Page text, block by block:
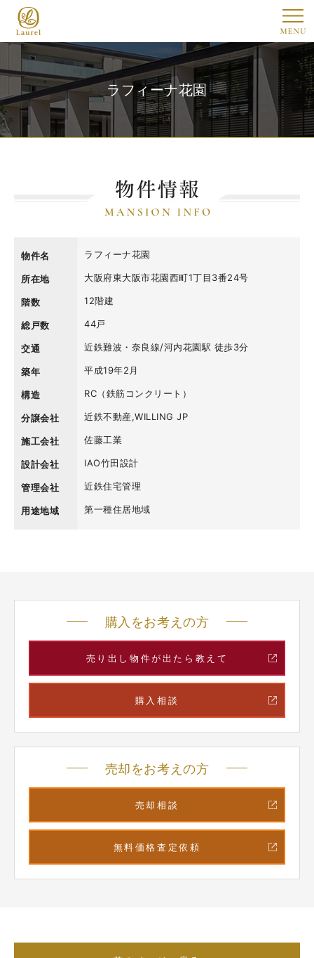
ラフィーナ花園
物件名 ラフィーナ花園
所在地 大阪府東大阪市花園西町1丁目3番24号
階数 12階建
総戸数 44戸
交通 近鉄難波・奈良線/河内花園駅 徒歩3分
築年 平成19年2月
構造 RC（鉄筋コンクリート）
分譲会社 近鉄不動産,WILLING JP
施工会社 佐藤工業
設計会社 IAO竹田設計
管理会社 近鉄住宅管理
用途地域 第一種住居地域
購入をお考えの方
売り出し物件が出たら教えて
購入相談
売却をお考えの方
売却相談
無料価格査定依頼